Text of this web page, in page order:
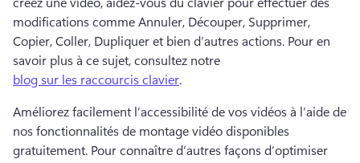
modifications comme Annuler, Découper, Supprimer,
Copier, Coller, Dupliquer et bien d’autres actions. Pour en
savoir plus à ce sujet, consultez notre
blog sur les raccourcis clavier.
Améliorez facilement l’accessibilité de vos vidéos à l’aide de
nos fonctionnalités de montage vidéo disponibles
gratuitement. Pour connaître d’autres façons d’optimiser